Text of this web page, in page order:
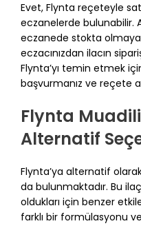
Evet, Flynta reçeteyle
eczanelerde bulunabilir.
eczanede stokta
eczacınızdan ilacın
Flynta’yı temin etmek
başvurmanız ve reçete
Flynta
Alternatif
Flynta’ya alternatif
da bulunmaktadır. Bu
oldukları için benzer
farklı bir formülasyonu